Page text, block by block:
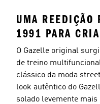
UMA REEDIÇÃO
1991 PARA
O Gazelle original
de treino
clássico da moda
look autêntico do
solado levemente